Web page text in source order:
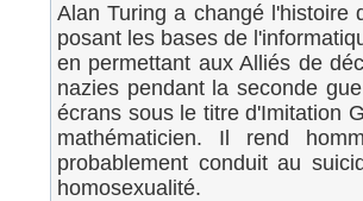
Alan Turing a changé l'histoire
posant les bases de
en permettant aux Alliés de
nazies pendant la seconde
écrans sous le titre d'Imitation
mathématicien. Il rend
probablement conduit au
homosexualité.